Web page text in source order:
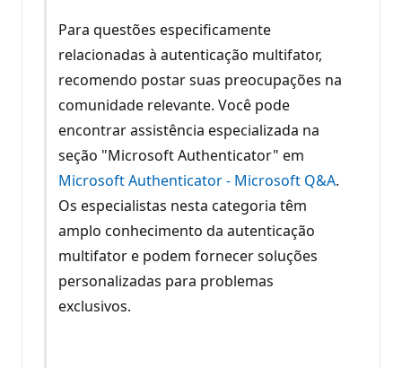
Para questões especificamente
relacionadas à autenticação multifator,
recomendo postar suas preocupações na
comunidade relevante. Você pode
encontrar assistência especializada na
seção "Microsoft Authenticator" em
Microsoft Authenticator - Microsoft Q&A.
Os especialistas nesta categoria têm
amplo conhecimento da autenticação
multifator e podem fornecer soluções
personalizadas para problemas
exclusivos.